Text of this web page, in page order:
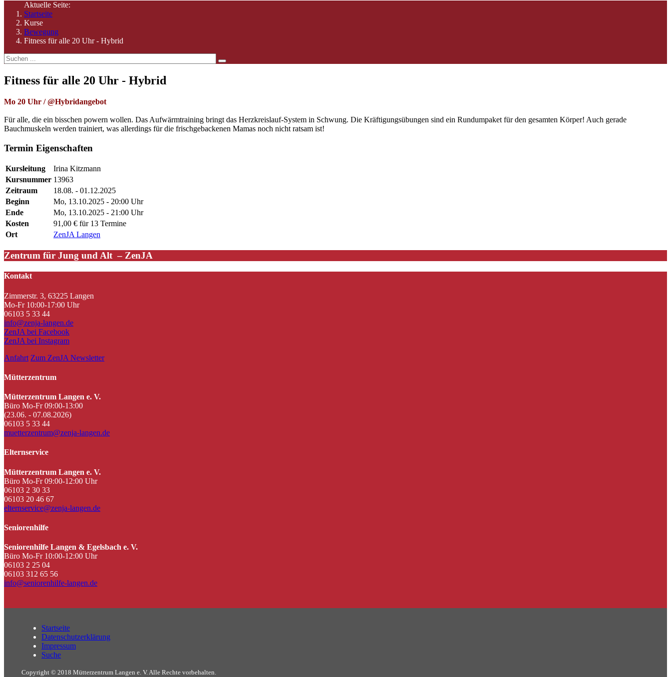
Aktuelle Seite:
Startseite
Kurse
Bewegung
Fitness für alle 20 Uhr - Hybrid
Fitness für alle 20 Uhr - Hybrid
Mo 20 Uhr /@Hybridangebot
Für alle, die ein bisschen powern wollen. Das Aufwärmtraining bringt das Herzkreislauf-System in Schwung. Die Kräftigungsübungen sind ein Rundumpaket für den gesamten Körper! Auch gerade
Bauchmuskeln werden trainiert, was allerdings für die frischgebackenen Mamas noch nicht ratsam ist!
Termin Eigenschaften
Kursleitung
Irina Kitzmann
Kursnummer 13963
Zeitraum
18.08. - 01.12.2025
Beginn
Mo, 13.10.2025 - 20:00 Uhr
Ende
Mo, 13.10.2025 - 21:00 Uhr
Kosten
91,00 € für 13 Termine
Ort
ZenJA Langen
Zentrum für Jung und Alt – ZenJA
Kontakt
Zimmerstr. 3, 63225 Langen
Mo-Fr 10:00-17:00 Uhr
06103 5 33 44
info@zenja-langen.de
ZenJA bei Facebook
ZenJA bei Instagram
Anfahrt Zum ZenJA Newsletter
Mütterzentrum
Mütterzentrum Langen e. V.
Büro Mo-Fr 09:00-13:00
(23.06. - 07.08.2026)
06103 5 33 44
muetterzentrum@zenja-langen.de
Elternservice
Mütterzentrum Langen e. V.
Büro Mo-Fr 09:00-12:00 Uhr
06103 2 30 33
06103 20 46 67
elternservice@zenja-langen.de
Seniorenhilfe
Seniorenhilfe Langen & Egelsbach e. V.
Büro Mo-Fr 10:00-12:00 Uhr
06103 2 25 04
06103 312 65 56
info@seniorenhilfe-langen.de
Startseite
Datenschutzerklärung
Impressum
Suche
Copyright © 2018 Mütterzentrum Langen e. V. Alle Rechte vorbehalten.